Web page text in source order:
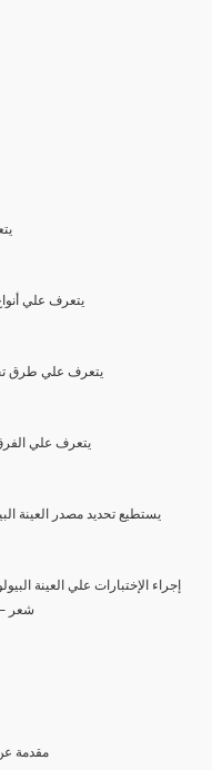
(3) يتعرف علي
(4) يتعرف علي طرق
(5) يتعرف علي
(6) يستطيع تحديد مصدر
شعر –
1- مقدمة